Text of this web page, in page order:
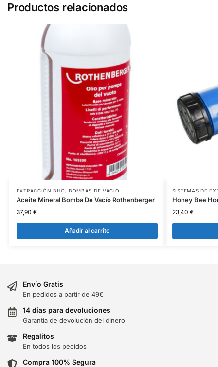
Productos relacionados
EXTRACCIÓN BHO , BOMBAS DE VACÍO
Aceite Mineral Bomba De Vacío Rothenberger
37,90 €
Añadir al carrito
SISTEMAS DE
Honey Bee
23,40 €
Envío Gratis
En pedidos a partir de 49€
14 días para devoluciones
Garantía de devolución del dinero
Regalitos
En todos los pedidos
Compra 100% Segura